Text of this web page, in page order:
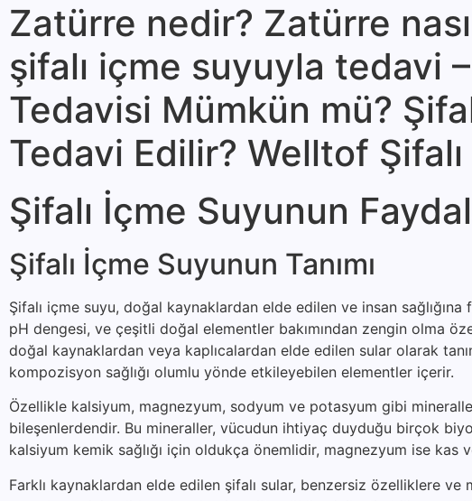
Zatürre nedir? Zatürre
şifalı içme suyuyla tedavi
Tedavisi Mümkün mü?
Tedavi Edilir? Welltof
Şifalı İçme Suyunun
Şifalı İçme Suyunun Tanımı
Şifalı içme suyu, doğal kaynaklardan elde edilen ve insan
pH dengesi, ve çeşitli doğal elementler bakımından zengin olma
doğal kaynaklardan veya kaplıcalardan elde edilen sular olarak
kompozisyon sağlığı olumlu yönde etkileyebilen elementler içerir.
Özellikle kalsiyum, magnezyum, sodyum ve potasyum gibi
bileşenlerdendir. Bu mineraller, vücudun ihtiyaç duyduğu birçok
kalsiyum kemik sağlığı için oldukça önemlidir, magnezyum ise kas
Farklı kaynaklardan elde edilen şifalı sular, benzersiz özelliklere